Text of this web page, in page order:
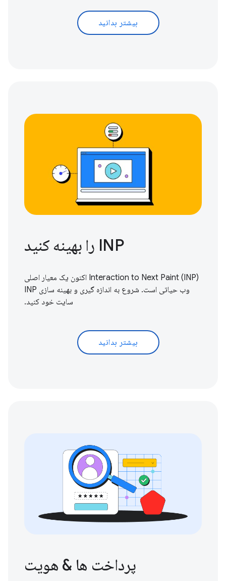
بیشتر بدانید
INP را بهینه کنید
Interaction to Next Paint (INP) اکنون یک معیار اصلی
وب حیاتی است. شروع به اندازه گیری و بهینه سازی INP
سایت خود کنید.
بیشتر بدانید
پرداخت ها & هویت